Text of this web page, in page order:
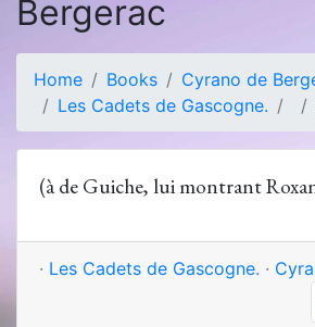
Bergerac
Home Books
Cyrano de
Les Cadets de Gascogne.
(à de Guiche, lui montrant
· Les Cadets de Gascogne. ·